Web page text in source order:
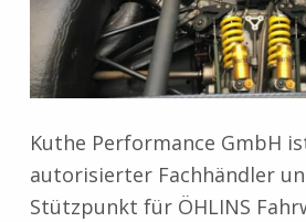
Kuthe Performance GmbH
autorisierter Fachhändler
Stützpunkt für ÖHLINS